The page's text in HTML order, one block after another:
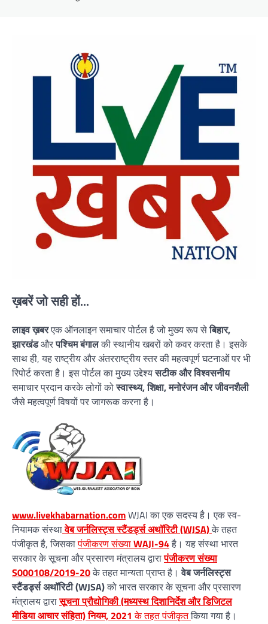
ख़बरें जो सही हों...
लाइव ख़बरएक ऑनलाइन समाचार पोर्टल है जो मुख्य रूप सेबिहार,
झारखंडऔरपश्चिम बंगालकी स्थानीय खबरों को कवर करता है। इसके
साथ ही, यह राष्ट्रीय और अंतरराष्ट्रीय स्तर की महत्वपूर्ण घटनाओं पर भी
रिपोर्ट करता है। इस पोर्टल का मुख्य उद्देश्यसटीक और विश्वसनीय
समाचार प्रदान करके लोगों कोस्वास्थ्य, शिक्षा, मनोरंजन और जीवनशैली
जैसे महत्वपूर्ण विषयों पर जागरूक करना है।
www.livekhabarnation.comWJAI का एक सदस्य है। एक स्व-
नियामक संस्थावेब जर्नलिस्ट्स स्टैंडर्ड्स अथॉरिटी (WJSA)के तहत
पंजीकृत है, जिसकापंजीकरण संख्याWAJI-94है। यह संस्था भारत
सरकार के सूचना और प्रसारण मंत्रालय द्वारापंजीकरण संख्या
S000108/2019-20के तहत मान्यता प्राप्त है।वेब जर्नलिस्ट्स
स्टैंडर्ड्स अथॉरिटी (WJSA)को भारत सरकार के सूचना और प्रसारण
मंत्रालय द्वारासूचना प्रौद्योगिकी (मध्यस्थ दिशानिर्देश और डिजिटल
मीडिया आचार संहिता) नियम, 2021 के तहत पंजीकृतकिया गया है।